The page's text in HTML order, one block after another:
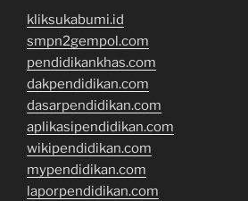
kliksukabumi.id
smpn2gempol.com
pendidikankhas.com
dakpendidikan.com
dasarpendidikan.com
aplikasipendidikan.com
wikipendidikan.com
mypendidikan.com
laporpendidikan.com